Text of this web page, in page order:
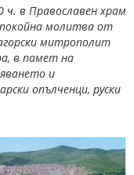
в Православен храм
молитва от
митрополит
в памет на
и
опълченци, руски